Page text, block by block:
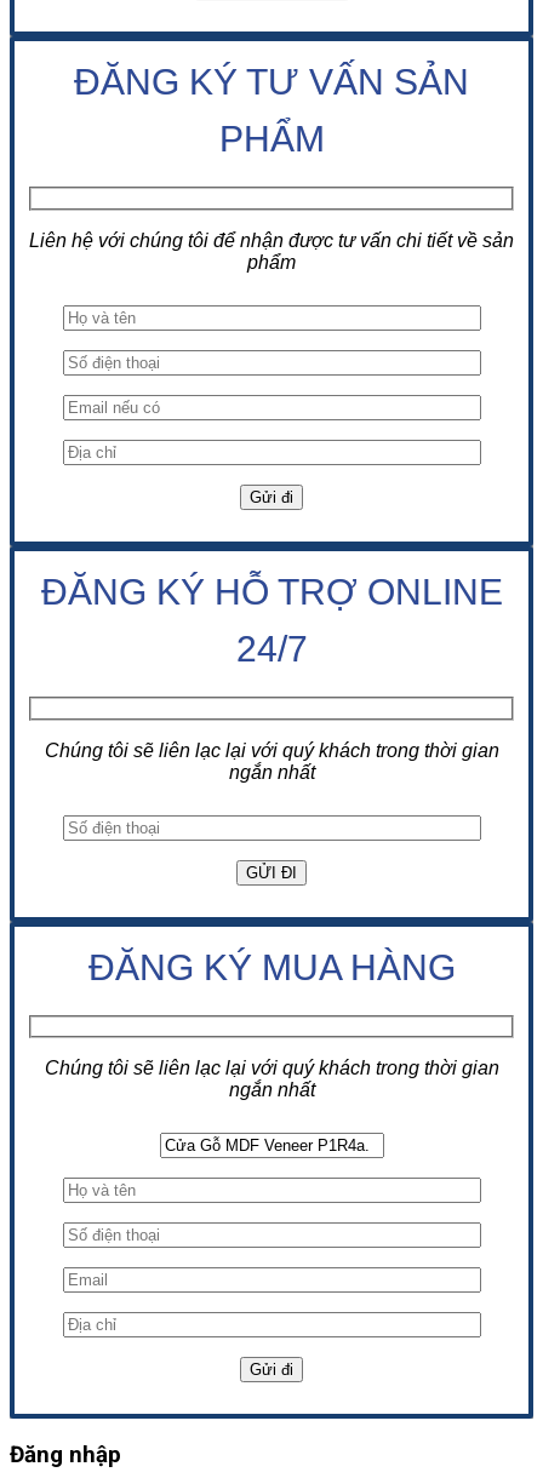
ĐĂNG KÝ TƯ VẤN SẢN
PHẨM
Liên hệ với chúng tôi để nhận được tư vấn chi tiết về sản
phẩm
ĐĂNG KÝ HỖ TRỢ ONLINE
24/7
Chúng tôi sẽ liên lạc lại với quý khách trong thời gian
ngắn nhất
ĐĂNG KÝ MUA HÀNG
Chúng tôi sẽ liên lạc lại với quý khách trong thời gian
ngắn nhất
Đăng nhập